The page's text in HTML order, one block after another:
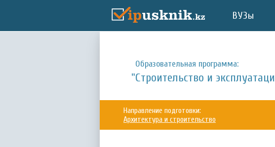
ВУЗы
Образовательная программа:
"Строительство и
Направление подготовки:
Архитектура и строительство